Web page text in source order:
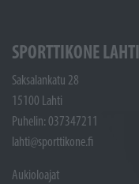
SPORTTIKONE LAHTI
Saksalankatu 28
15100 Lahti
Puhelin: 037347211
lahti@sporttikone.fi
Aukioloajat